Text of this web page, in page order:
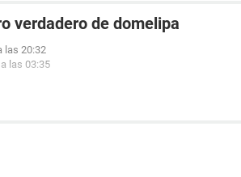
verdadero de domelipa
las 20:32
las 03:35